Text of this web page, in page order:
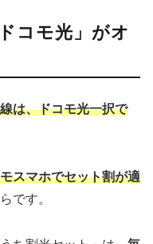
コモ光」がオ
は、ドコモ光一択で
スマホでセット割が適
です。